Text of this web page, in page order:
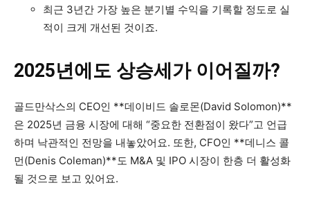
최근 3년간 가장 높은 분기별 수익을 기록할 정도로 실
적이 크게 개선된 것이죠.
2025년에도 상승세가 이어질까?
골드만삭스의 CEO인 **데이비드 솔로몬(David Solomon)**
은 2025년 금융 시장에 대해 “중요한 전환점이 왔다”고 언급
하며 낙관적인 전망을 내놓았어요. 또한, CFO인 **데니스 콜
먼(Denis Coleman)**도 M&A 및 IPO 시장이 한층 더 활성화
될 것으로 보고 있어요.